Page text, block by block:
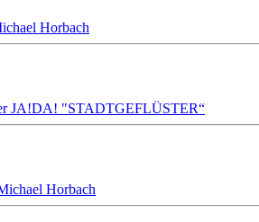
Horbach
JA!DA! "STADTGEFLÜSTER“
Horbach